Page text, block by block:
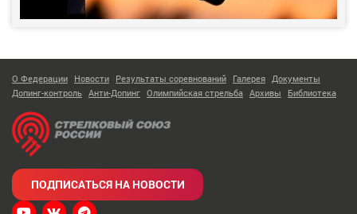
О Федерации Новости Результаты соревнований Галерея Документы
Допинг-контроль Анти-Допинг Олимпийская стрельба Архивы Библиотека
ПОДПИСАТЬСЯ НА НОВОСТИ